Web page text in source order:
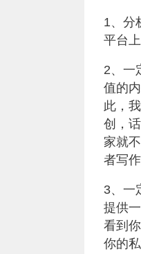
1、分
平台上
2、一
值的
此，
创，
家就
者写作
3、一
提供
看到
你的